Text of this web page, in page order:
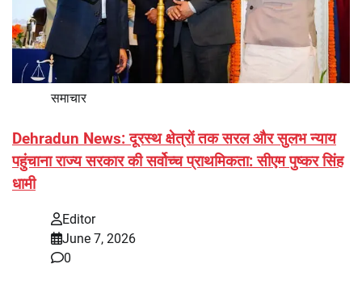
समाचार
Dehradun News: दूरस्थ क्षेत्रों तक सरल और सुलभ न्याय
पहुंचाना राज्य सरकार की सर्वोच्च प्राथमिकता: सीएम पुष्कर सिंह
धामी
Editor
June 7, 2026
0